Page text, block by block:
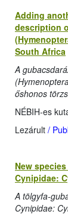
Adding
description
South Africa
A
őshonos
NÉBIH-es
Lezárult /
New
Cynipidae:
A tölgyfa-
Cynipidae: